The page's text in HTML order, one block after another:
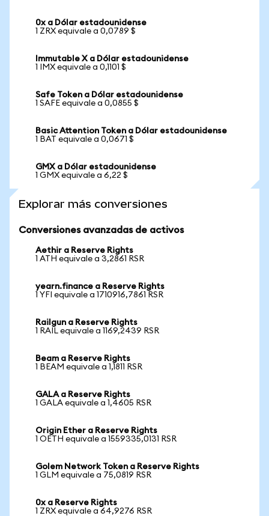
0x a Dólar estadounidense
1 ZRX equivale a 0,0789 $
Immutable X a Dólar estadounidense
1 IMX equivale a 0,1101 $
Safe Token a Dólar estadounidense
1 SAFE equivale a 0,0855 $
Basic Attention Token a Dólar estadounidense
1 BAT equivale a 0,0671 $
GMX a Dólar estadounidense
1 GMX equivale a 6,22 $
Explorar más conversiones
Conversiones avanzadas de activos
Aethir a Reserve Rights
1 ATH equivale a 3,2861 RSR
yearn.finance a Reserve Rights
1 YFI equivale a 1710916,7861 RSR
Railgun a Reserve Rights
1 RAIL equivale a 1169,2439 RSR
Beam a Reserve Rights
1 BEAM equivale a 1,1811 RSR
GALA a Reserve Rights
1 GALA equivale a 1,4605 RSR
Origin Ether a Reserve Rights
1 OETH equivale a 1559335,0131 RSR
Golem Network Token a Reserve Rights
1 GLM equivale a 75,0819 RSR
0x a Reserve Rights
1 ZRX equivale a 64,9276 RSR